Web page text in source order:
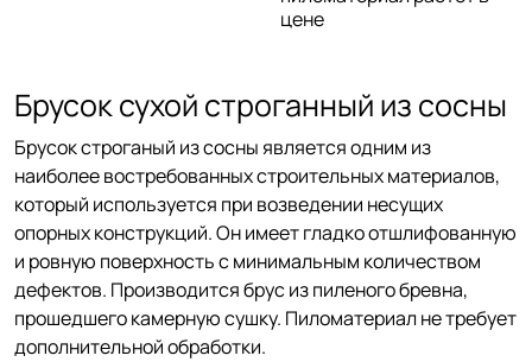
цене
Брусок сухой строганный из сосны
Брусок строганый из сосны является одним из
наиболее востребованных строительных материалов,
который используется при возведении несущих
опорных конструкций. Он имеет гладко отшлифованную
и ровную поверхность с минимальным количеством
дефектов. Производится брус из пиленого бревна,
прошедшего камерную сушку. Пиломатериал не требует
дополнительной обработки.